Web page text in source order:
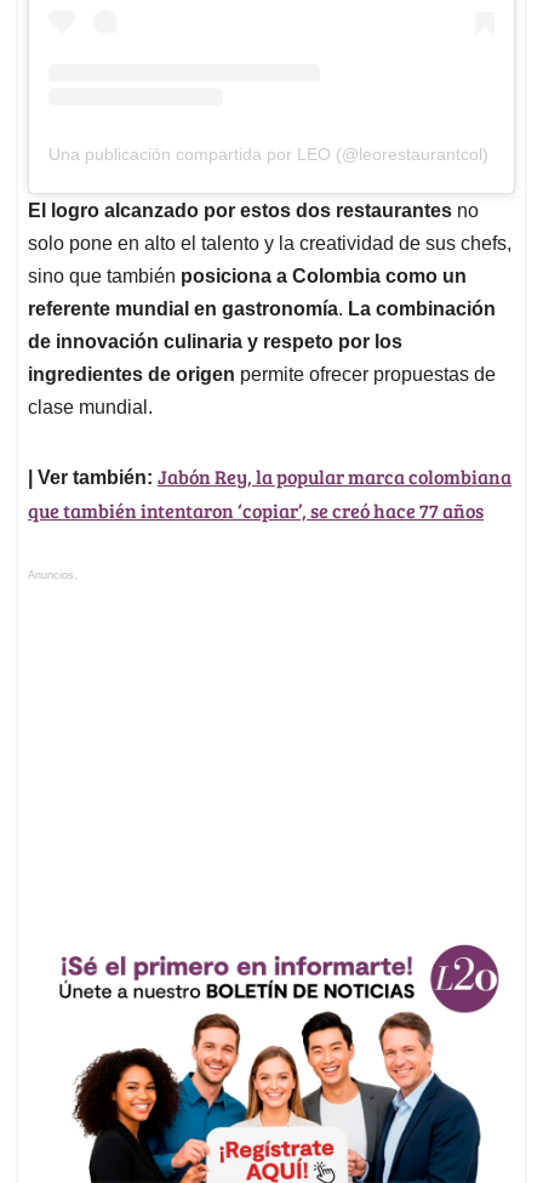
Una publicación compartida por LEO (@leorestaurantcol)
El logro alcanzado por estos dos restaurantes no
solo pone en alto el talento y la creatividad de sus chefs,
sino que también posiciona a Colombia como un
referente mundial en gastronomía. La combinación
de innovación culinaria y respeto por los
ingredientes de origen permite ofrecer propuestas de
clase mundial.
| Ver también: Jabón Rey, la popular marca colombiana
que también intentaron ‘copiar’, se creó hace 77 años
Anuncios.